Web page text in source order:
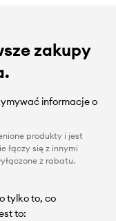
zakupy
informacje o
produkty i jest
łączy się z innymi
z rabatu.
tylko to, co
to: